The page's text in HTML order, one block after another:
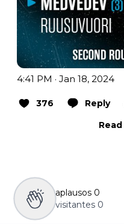
4:41 PM · Jan 18, 2024
376 Reply
aplausos 0
visitantes 0